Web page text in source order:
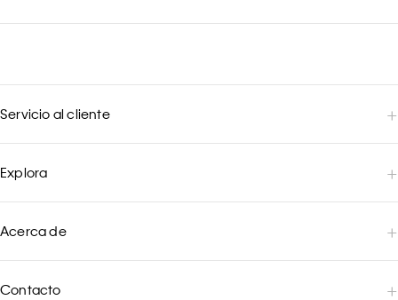
Servicio al cliente
Explora
Acerca de
Contacto